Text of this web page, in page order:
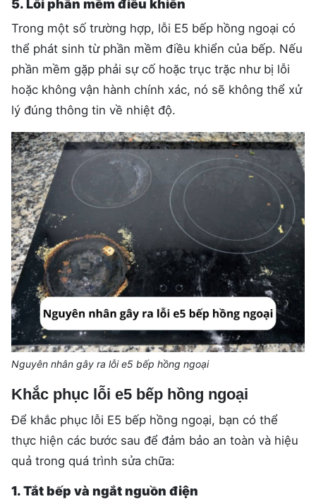
5. Lỗi phần mềm điều khiển
Trong một số trường hợp, lỗi E5 bếp hồng ngoại có
thể phát sinh từ phần mềm điều khiển của bếp. Nếu
phần mềm gặp phải sự cố hoặc trục trặc như bị lỗi
hoặc không vận hành chính xác, nó sẽ không thể xử
lý đúng thông tin về nhiệt độ.
Nguyên nhân gây ra lỗi e5 bếp hồng ngoại
Khắc phục lỗi e5 bếp hồng ngoại
Để khắc phục lỗi E5 bếp hồng ngoại, bạn có thể
thực hiện các bước sau để đảm bảo an toàn và hiệu
quả trong quá trình sửa chữa:
1. Tắt bếp và ngắt nguồn điện